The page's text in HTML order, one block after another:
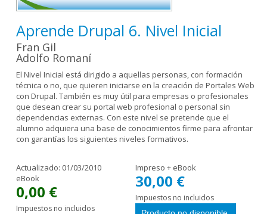
Aprende Drupal 6. Nivel Inicial
Fran Gil
Adolfo Romaní
El Nivel Inicial está dirigido a aquellas personas, con formación
técnica o no, que quieren iniciarse en la creación de Portales Web
con Drupal. También es muy útil para empresas o profesionales
que desean crear su portal web profesional o personal sin
dependencias externas. Con este nivel se pretende que el
alumno adquiera una base de conocimientos firme para afrontar
con garantías los siguientes niveles formativos.
Actualizado: 01/03/2010
eBook
0,00 €
Impuestos no incluidos
Impreso + eBook
30,00 €
Impuestos no incluidos